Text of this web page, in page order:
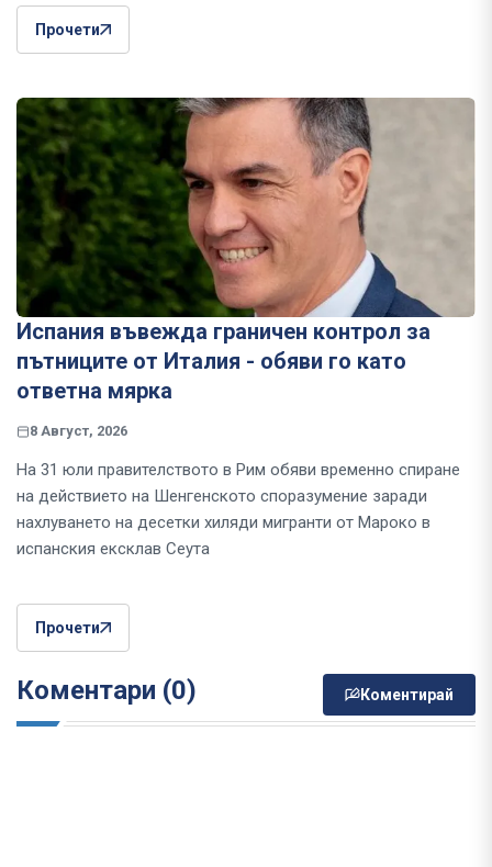
Прочети
Испания въвежда граничен контрол за
пътниците от Италия - обяви го като
ответна мярка
8 Август, 2026
На 31 юли правителството в Рим обяви временно спиране
на действието на Шенгенското споразумение заради
нахлуването на десетки хиляди мигранти от Мароко в
испанския ексклав Сеута
Прочети
Коментари (0) Коментирай